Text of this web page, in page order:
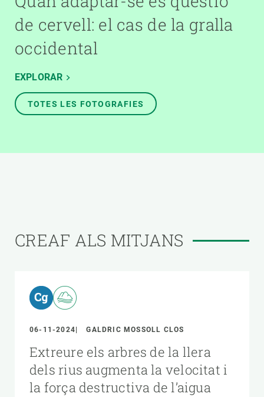
de cervell: el cas de la gralla
occidental
EXPLORAR
TOTES LES FOTOGRAFIES
CREAF ALS MITJANS
06-11-2024 GALDRIC MOSSOLL CLOS
Extreure els arbres de la llera
dels rius augmenta la velocitat i
la força destructiva de l’aigua